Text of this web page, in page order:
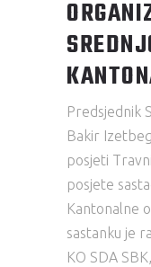
Predsjednik
Bakir
posjeti
posjete
Kantonalne
sastanku je
KO SDA